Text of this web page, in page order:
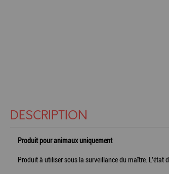
DESCRIPTION
Produit pour animaux uniquement
Produit à utiliser sous la surveillance du maître.